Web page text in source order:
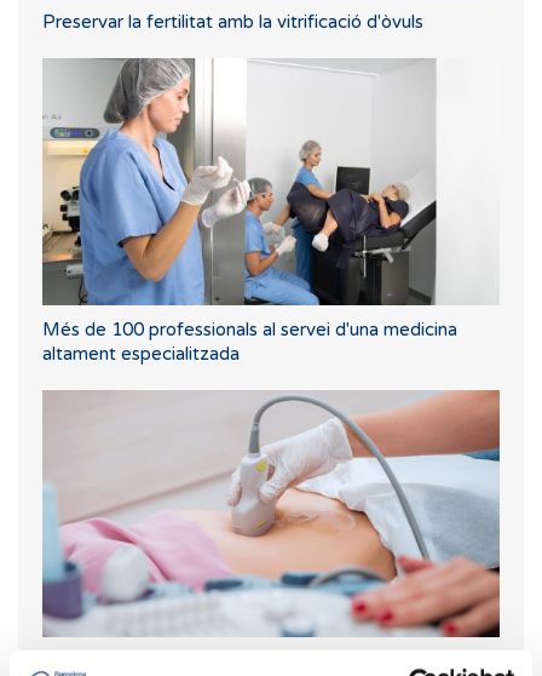
Preservar la fertilitat amb la vitrificació d'òvuls
Més de 100 professionals al servei d'una medicina
altament especialitzada